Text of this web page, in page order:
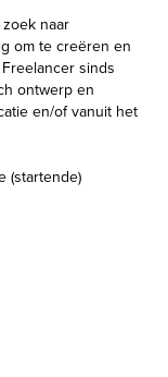
naar
om te creëren en
sinds
ontwerp en
en/of vanuit het
(startende)